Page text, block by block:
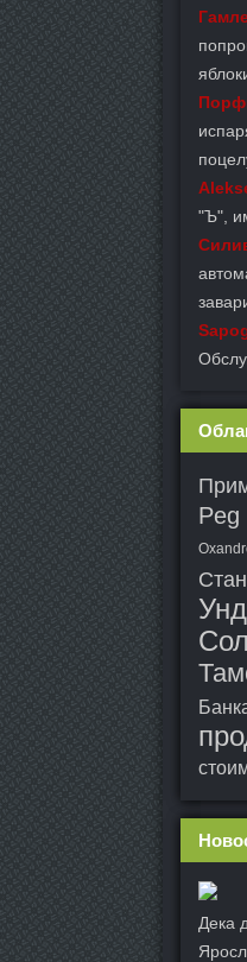
"Ъ",
Peg
Дека